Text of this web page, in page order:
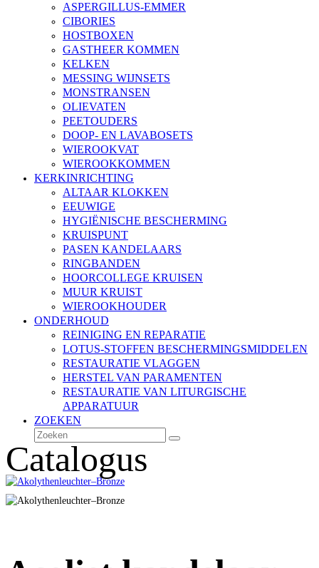
ASPERGILLUS-EMMER
CIBORIES
HOSTBOXEN
GASTHEER KOMMEN
KELKEN
MESSING WIJNSETS
MONSTRANSEN
OLIEVATEN
PEETOUDERS
DOOP- EN LAVABOSETS
WIEROOKVAT
WIEROOKKOMMEN
KERKINRICHTING
ALTAAR KLOKKEN
EEUWIGE
HYGIËNISCHE BESCHERMING
KRUISPUNT
PASEN KANDELAARS
RINGBANDEN
HOORCOLLEGE KRUISEN
MUUR KRUIST
WIEROOKHOUDER
ONDERHOUD
REINIGING EN REPARATIE
LOTUS-STOFFEN BESCHERMINGSMIDDELEN
RESTAURATIE VLAGGEN
HERSTEL VAN PARAMENTEN
RESTAURATIE VAN LITURGISCHE
APPARATUUR
ZOEKEN
Zoeken
Verzenden
Catalogus